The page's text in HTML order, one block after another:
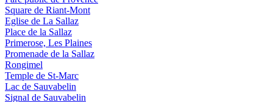
Square de Riant-Mont
Eglise de La Sallaz
Place de la Sallaz
Primerose, Les Plaines
Promenade de la Sallaz
Rongimel
Temple de St-Marc
Lac de Sauvabelin
Signal de Sauvabelin